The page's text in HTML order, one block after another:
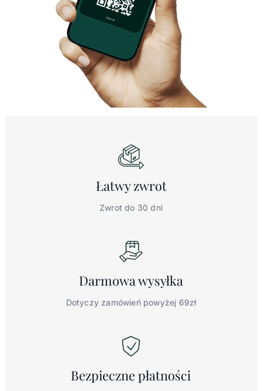
Łatwyzwrot
Zwrot do 30 dni
Darmowa wysyłka
Dotyczy zamówień powyżej 69zł
Bezpiecznepłatności